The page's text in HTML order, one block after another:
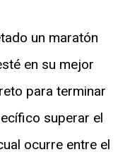
un maratón
en su mejor
para terminar
superar el
ocurre entre el